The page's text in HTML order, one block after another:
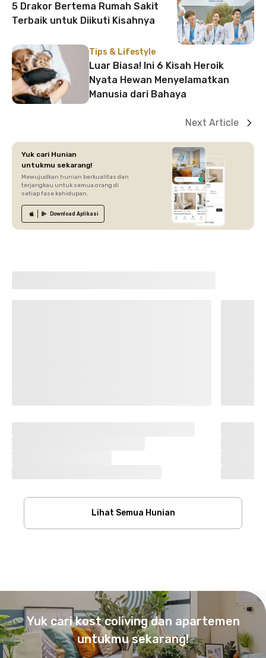
5 Drakor Bertema Rumah Sakit
Terbaik untuk Diikuti Kisahnya
Tips & Lifestyle
Luar Biasa! Ini 6 Kisah Heroik
Nyata Hewan Menyelamatkan
Manusia dari Bahaya
Next Article
Yuk cari Hunian
untukmu sekarang!
Mewujudkan hunian berkualitas dan
terjangkau untuk semua orang di
setiap fase kehidupan.
Download Aplikasi
Lihat Semua Hunian
Yuk cari kost coliving dan apartemen
untukmu sekarang!